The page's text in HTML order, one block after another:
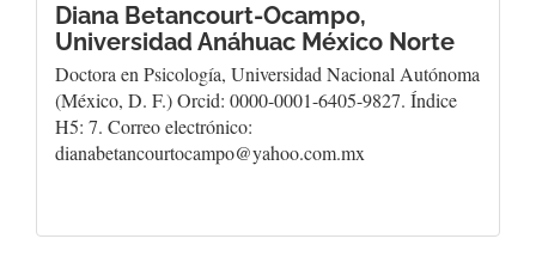
Diana Betancourt-Ocampo,
Universidad Anáhuac México Norte
Doctora en Psicología, Universidad Nacional Autónoma
(México, D. F.) Orcid: 0000-0001-6405-9827. Índice
H5: 7. Correo electrónico:
dianabetancourtocampo@yahoo.com.mx